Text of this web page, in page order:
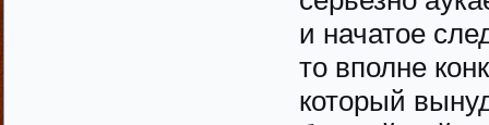
и начатое
то вполне
который